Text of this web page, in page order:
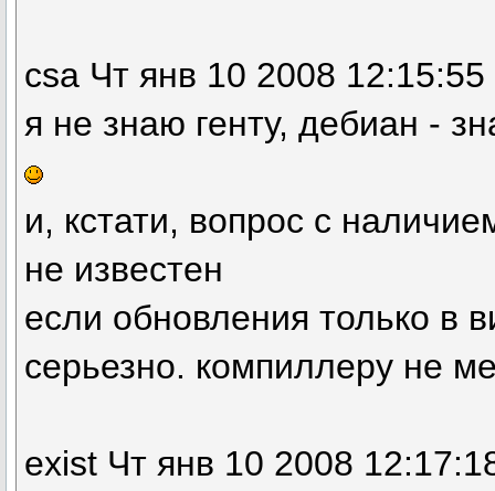
csa Чт янв 10 2008 12:15:55
я не знаю генту, дебиан -
и, кстати, вопрос с
не известен
если обновления только в
серьезно. компиллеру не
exist Чт янв 10 2008